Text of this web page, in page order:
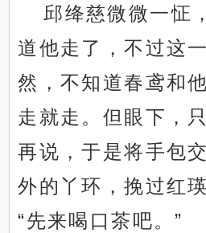
邱绛慈微微一怔
道他走了，不过这
然，不知道春鸢和
走就走。但眼下，
再说，于是将手包
外的丫环，挽过红
“先来喝口茶吧。”